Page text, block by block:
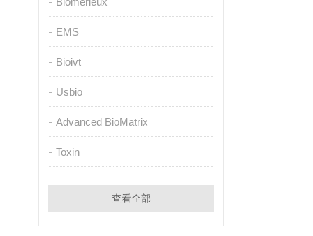
EMS
Bioivt
Usbio
Advanced BioMatrix
Toxin
查看全部